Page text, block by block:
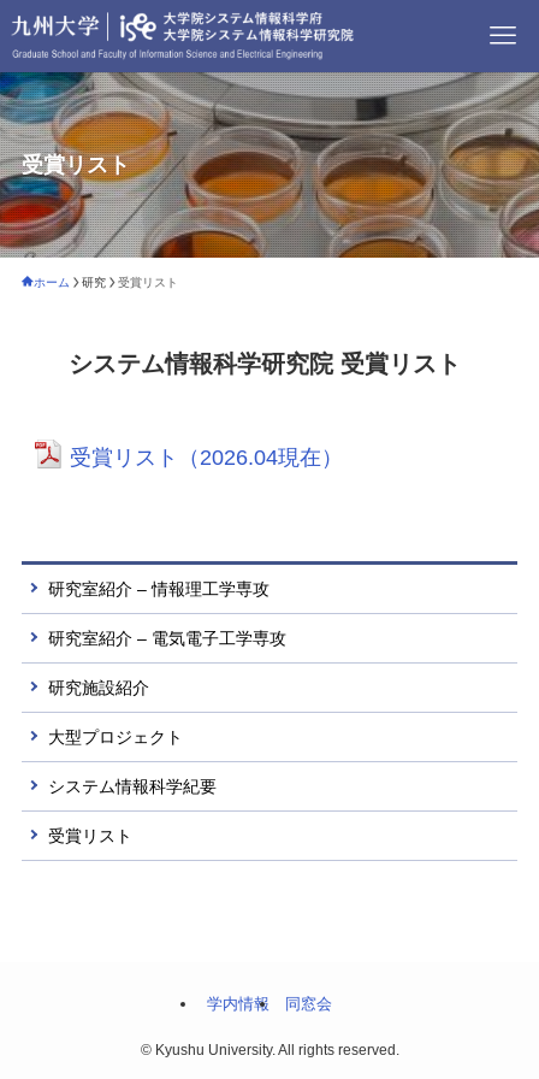
受賞リスト
ホーム 研究 受賞リスト
システム情報科学研究院 受賞リスト
受賞リスト（2026.04現在）
研究室紹介 – 情報理工学専攻
研究室紹介 – 電気電子工学専攻
研究施設紹介
大型プロジェクト
システム情報科学紀要
受賞リスト
学内情報 同窓会
©Kyushu University. All rights reserved.